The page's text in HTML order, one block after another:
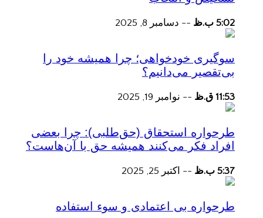
5:02 ب.ظ -- دسامبر 8, 2025
سوگیری خودخواهی؛ چرا همیشه خود را
بی‌تقصیر می‌دانیم؟
11:53 ق.ظ -- نوامبر 19, 2025
طرحواره استحقاق (حق‌طلبی): چرا بعضی
افراد فکر می‌کنند همیشه حق با آن‌هاست؟
5:37 ب.ظ -- اکتبر 25, 2025
طرحواره بی اعتمادی و سوء استفاده